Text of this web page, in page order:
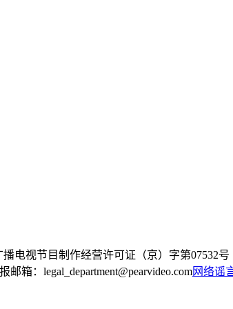
播电视节目制作经营许可证（京）字第07532号
邮箱：legal_department@pearvideo.com网络谣